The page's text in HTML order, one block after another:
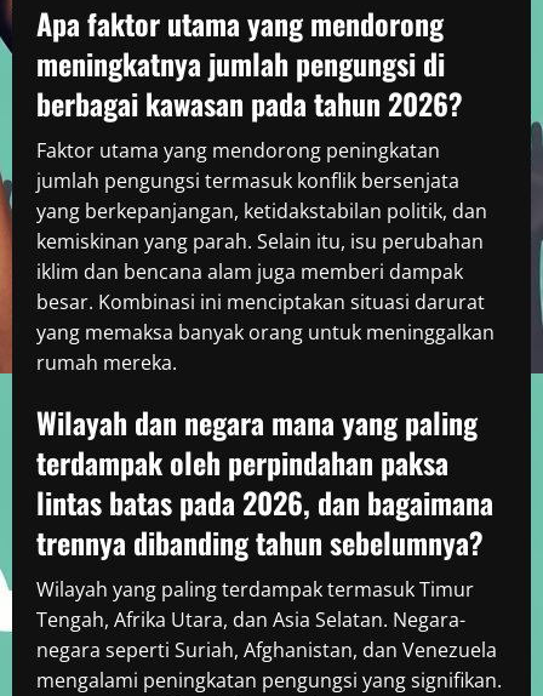
Apa faktor utama yang mendorong
meningkatnya jumlah pengungsi di
berbagai kawasan pada tahun 2026?
Faktor utama yang mendorong peningkatan
jumlah pengungsi termasuk konflik bersenjata
yang berkepanjangan, ketidakstabilan politik, dan
kemiskinan yang parah. Selain itu, isu perubahan
iklim dan bencana alam juga memberi dampak
besar. Kombinasi ini menciptakan situasi darurat
yang memaksa banyak orang untuk meninggalkan
rumah mereka.
Wilayah dan negara mana yang paling
terdampak oleh perpindahan paksa
lintas batas pada 2026, dan bagaimana
trennya dibanding tahun sebelumnya?
Wilayah yang paling terdampak termasuk Timur
Tengah, Afrika Utara, dan Asia Selatan. Negara-
negara seperti Suriah, Afghanistan, dan Venezuela
mengalami peningkatan pengungsi yang signifikan.